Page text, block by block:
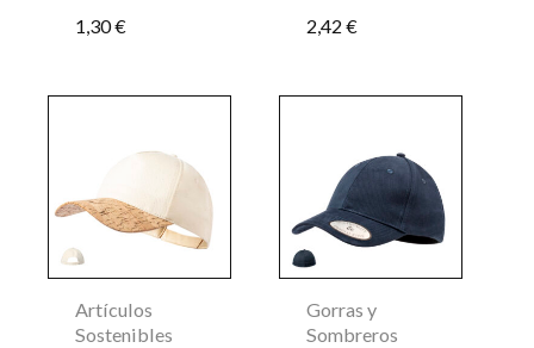
1,30€
elegir
la
producto
2,42 €
elegir
la
producto
Artículos
Sostenibles
Gorras y
Sombreros
producto
tiene
múltiples
variantes.
opciones